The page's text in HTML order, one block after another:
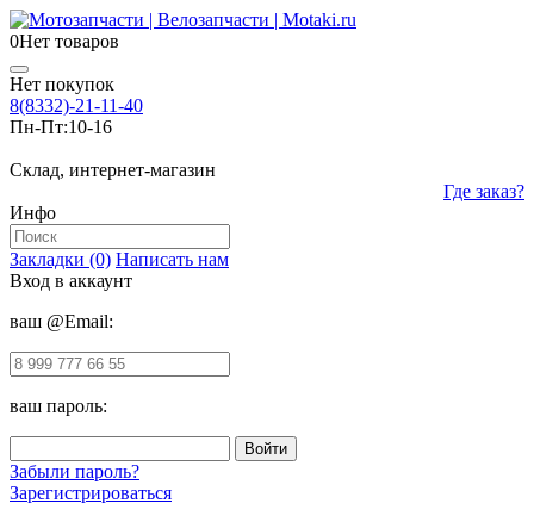
0Нет товаров
Нет покупок
8(8332)-21-11-40
Пн-Пт:10-16
Склад, интернет-магазин
Где заказ?
Инфо
Закладки (0) Написать нам
Вход в аккаунт
ваш @Email:
ваш пароль:
Забыли пароль?
Зарегистрироваться